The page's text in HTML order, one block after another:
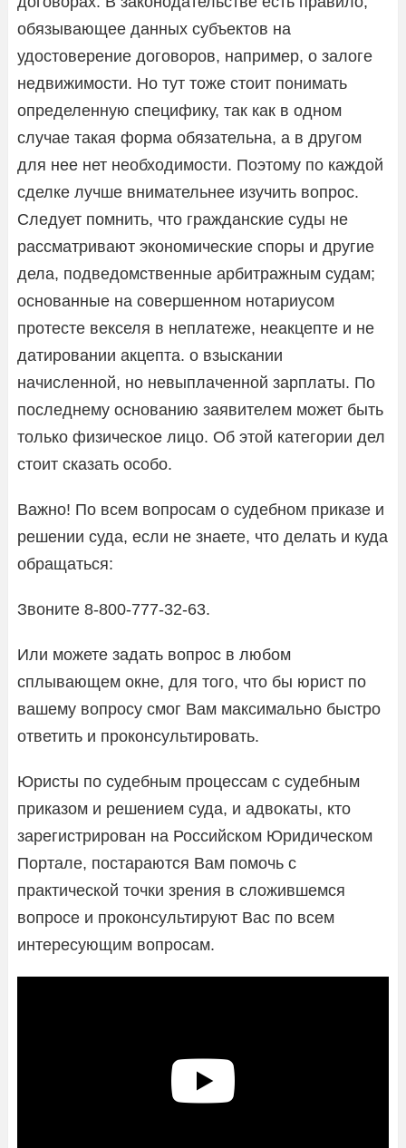
обязывающее данных субъектов на
удостоверение договоров, например, о залоге
недвижимости. Но тут тоже стоит понимать
определенную специфику, так как в одном
случае такая форма обязательна, а в другом
для нее нет необходимости. Поэтому по каждой
сделке лучше внимательнее изучить вопрос.
Следует помнить, что гражданские суды не
рассматривают экономические споры и другие
дела, подведомственные арбитражным судам;
основанные на совершенном нотариусом
протесте векселя в неплатеже, неакцепте и не
датировании акцепта. о взыскании
начисленной, но невыплаченной зарплаты. По
последнему основанию заявителем может быть
только физическое лицо. Об этой категории дел
стоит сказать особо.
Важно! По всем вопросам о судебном приказе и
решении суда, если не знаете, что делать и куда
обращаться:
Звоните 8-800-777-32-63.
Или можете задать вопрос в любом
сплывающем окне, для того, что бы юрист по
вашему вопросу смог Вам максимально быстро
ответить и проконсультировать.
Юристы по судебным процессам с судебным
приказом и решением суда, и адвокаты, кто
зарегистрирован на Российском Юридическом
Портале, постараются Вам помочь с
практической точки зрения в сложившемся
вопросе и проконсультируют Вас по всем
интересующим вопросам.